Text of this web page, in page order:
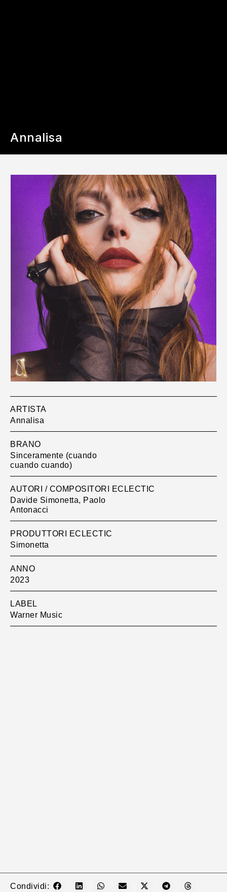
Annalisa
ARTISTA
Annalisa
BRANO
Sinceramente (cuando
cuando cuando)
AUTORI / COMPOSITORI ECLECTIC
Davide Simonetta, Paolo
Antonacci
PRODUTTORI ECLECTIC
Simonetta
ANNO
2023
LABEL
Warner Music
Condividi: